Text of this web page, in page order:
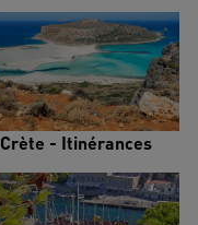
Crète - Itinérances